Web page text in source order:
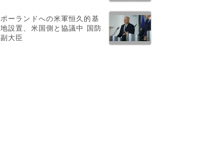
ポーランドへの米軍恒久的基
地設置、米国側と協議中 国防
副大臣